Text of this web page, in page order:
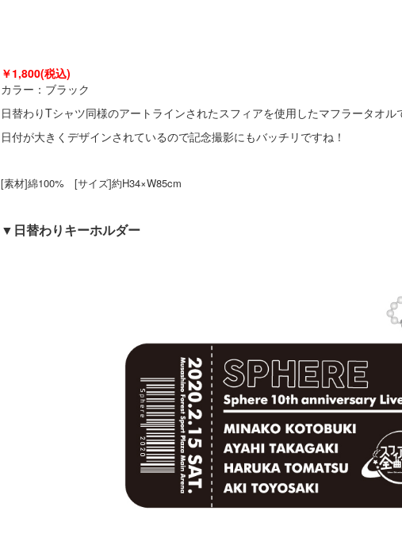
￥1,800(税込)
カラー：ブラック
日替わりTシャツ同様のアートラインされたスフィアを使用したマフラータオル
日付が大きくデザインされているので記念撮影にもバッチリですね！
[素材]綿100% [サイズ]約H34×W85cm
▼日替わりキーホルダー